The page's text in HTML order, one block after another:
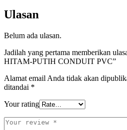
Ulasan
Belum ada ulasan.
Jadilah yang pertama memberikan
HITAM-PUTIH CONDUIT PVC”
Alamat email Anda tidak akan
ditandai *
Your rating